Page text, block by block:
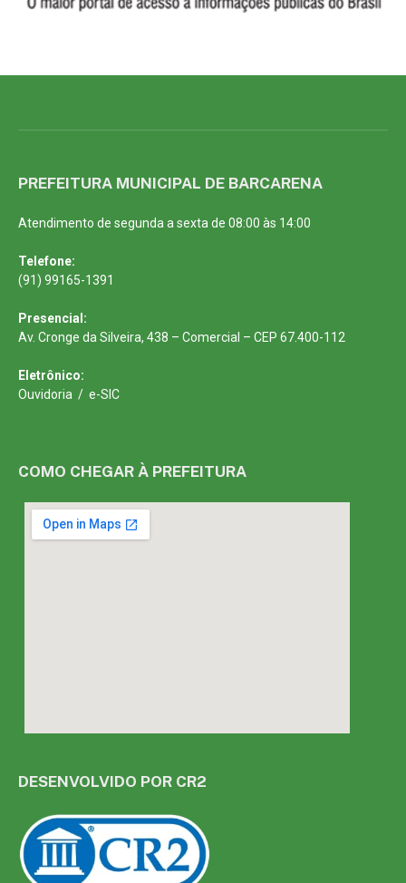
PREFEITURA MUNICIPAL DE BARCARENA
Atendimento de segunda a sexta de 08:00 às 14:00
Telefone:
(91) 99165-1391
Presencial:
Av. Cronge da Silveira, 438 – Comercial – CEP 67.400-112
Eletrônico:
Ouvidoria / e-SIC
COMO CHEGAR À PREFEITURA
DESENVOLVIDO POR CR2